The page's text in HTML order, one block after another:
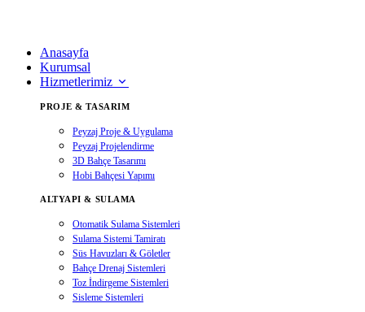
Anasayfa
Kurumsal
Hizmetlerimiz
PROJE & TASARIM
Peyzaj Proje & Uygulama
Peyzaj Projelendirme
3D Bahçe Tasarımı
Hobi Bahçesi Yapımı
ALTYAPI & SULAMA
Otomatik Sulama Sistemleri
Sulama Sistemi Tamiratı
Süs Havuzları & Göletler
Bahçe Drenaj Sistemleri
Toz İndirgeme Sistemleri
Sisleme Sistemleri